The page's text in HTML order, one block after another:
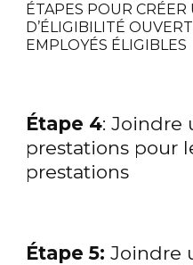
ÉTAPES POUR
D’ÉLIGIBILITÉ
EMPLOYÉS ÉLIGIBLES
Étape 4: Joindre
prestations pour
prestations
Étape 5: Joindre